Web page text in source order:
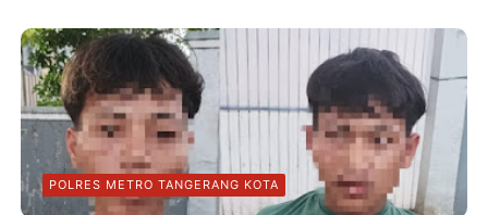
POLRES METRO TANGERANG KOTA